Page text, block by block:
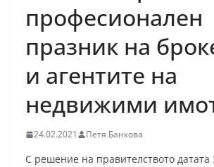
професионален
празник на
и агентите на
недвижими
24.02.2021 Петя Банкова
С решение на правителството датата